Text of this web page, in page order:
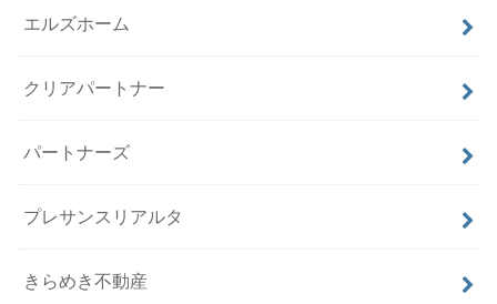
エルズホーム
クリアパートナー
パートナーズ
プレサンスリアルタ
きらめき不動産